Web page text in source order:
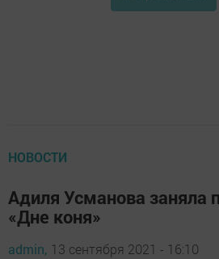
НОВОСТИ
Адиля Усманова заняла
«Дне коня»
admin, 13 сентября 2021 - 16:10